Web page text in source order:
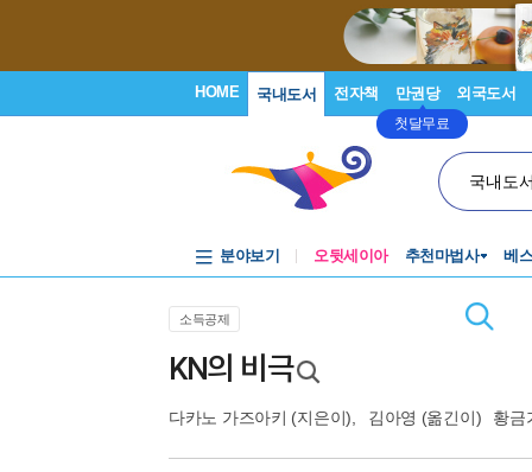
HOME 국내도서 전자책 만권당
첫달무료
외국도서
국내도
분야보기 오뒷세이아 추천마법사 베
소득공제
KN의 비극
다카노 가즈아키 (지은이), 김아영 (옮긴이) 황금